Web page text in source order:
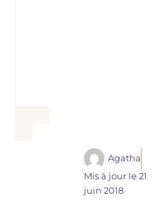
Agatha
Mis à jour le21
juin 2018